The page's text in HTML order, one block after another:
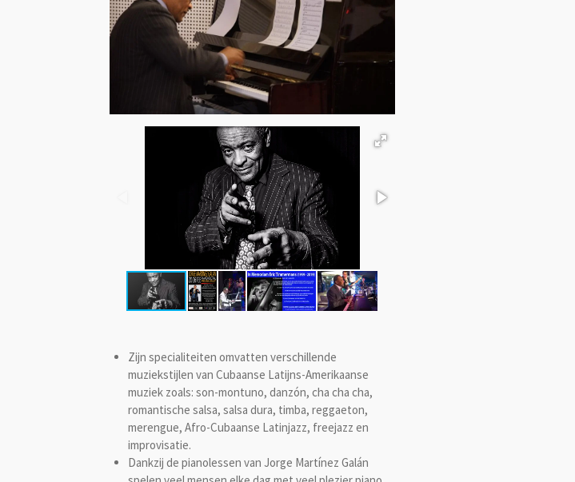
Zijn specialiteiten omvatten verschillende
muziekstijlen van Cubaanse Latijns-Amerikaanse
muziek zoals: son-montuno, danzón, cha cha cha,
romantische salsa, salsa dura, timba, reggaeton,
merengue, Afro-Cubaanse Latinjazz, freejazz en
improvisatie.
Dankzij de pianolessen van Jorge Martínez Galán